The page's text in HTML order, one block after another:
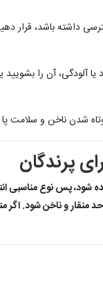
داشته باشد، قرار
آلودگی، آن را بشویید
شدن ناخن و سلامت
پرندگان
شود، پس نوع مناسبی
و ناخن شود. اگر